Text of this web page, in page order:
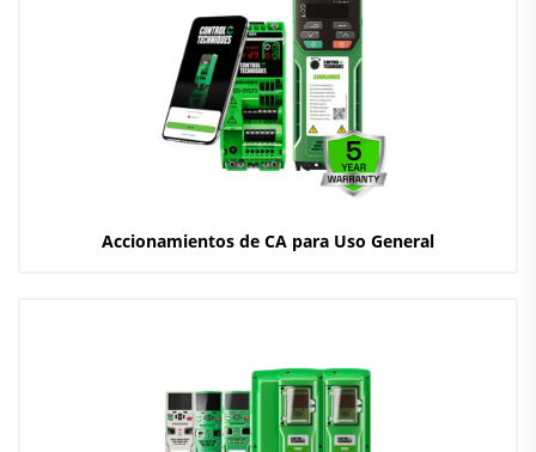
Accionamientos de CA para Uso General